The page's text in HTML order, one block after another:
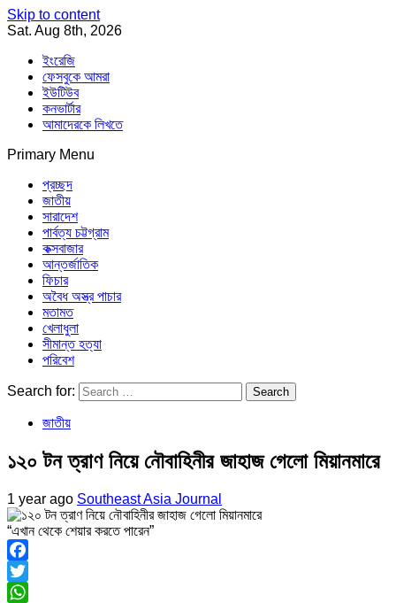
Skip to content
Sat. Aug 8th, 2026
ইংরেজি
ফেসবুকে আমরা
ইউটিউব
কনভার্টার
আমাদেরকে লিখতে
Primary Menu
Southeast Asia Journal
প্রচ্ছদ
জাতীয়
সারাদেশ
পার্বত্য চট্টগ্রাম
কক্সবাজার
আন্তর্জাতিক
ফিচার
অবৈধ অস্ত্র পাচার
মতামত
খেলাধুলা
সীমান্ত হত্যা
পরিবেশ
Search for:
জাতীয়
১২০ টন ত্রাণ নিয়ে নৌবাহিনীর জাহাজ গেলো মিয়ানমারে
1 year ago Southeast Asia Journal
“এখান থেকে শেয়ার করতে পারেন”
Facebook
Twitter